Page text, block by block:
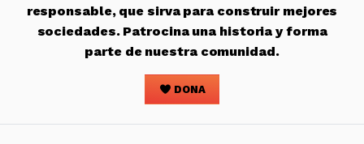
responsable, que sirva para construir mejores
sociedades. Patrocina una historia y forma
parte de nuestra comunidad.
DONA